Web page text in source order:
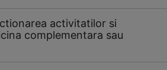
activitatilor si
complementara sau